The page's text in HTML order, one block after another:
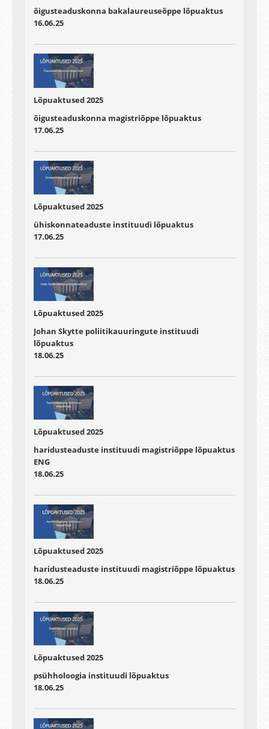
õigusteaduskonna bakalaureuseõppe lõpuaktus
16.06.25
Lõpuaktused 2025
õigusteaduskonna magistriõppe lõpuaktus
17.06.25
Lõpuaktused 2025
ühiskonnateaduste instituudi lõpuaktus
17.06.25
Lõpuaktused 2025
Johan Skytte poliitikauuringute instituudi
lõpuaktus
18.06.25
Lõpuaktused 2025
haridusteaduste instituudi magistriõppe lõpuaktus
ENG
18.06.25
Lõpuaktused 2025
haridusteaduste instituudi magistriõppe lõpuaktus
18.06.25
Lõpuaktused 2025
psühholoogia instituudi lõpuaktus
18.06.25